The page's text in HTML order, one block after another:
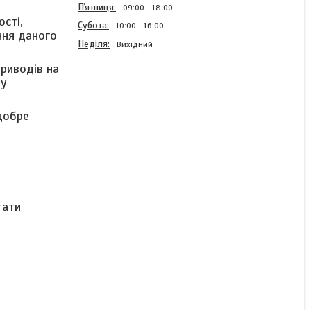
даного
на
Пʼятниця 09:00 18:00
Субота 10:00 16:00
Неділя Вихідний